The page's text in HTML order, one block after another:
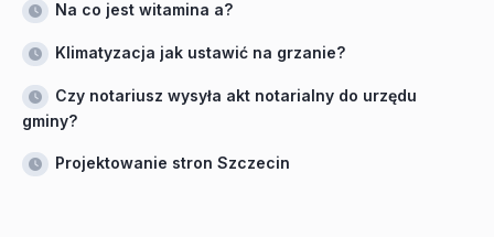
Na co jest witamina a?
Klimatyzacja jak ustawić na grzanie?
Czy notariusz wysyła akt notarialny do urzędu
gminy?
Projektowanie stron Szczecin